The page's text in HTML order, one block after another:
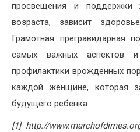
просвещения и поддержки
возраста, зависит
Грамотная прегравидарная
самых важных аспектов и
профилактики врожденных
каждой женщине, которая
будущего ребенка.
[1] http://